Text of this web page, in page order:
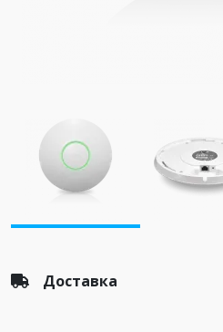
Доставка